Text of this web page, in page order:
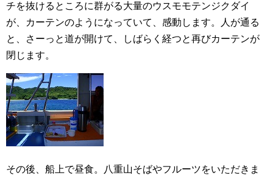
チを抜けるところに群がる大量のウスモモテンジクダイ
が、カーテンのようになっていて、感動します。人が通る
と、さーっと道が開けて、しばらく経つと再びカーテンが
閉じます。
その後、船上で昼食。八重山そばやフルーツをいただきま